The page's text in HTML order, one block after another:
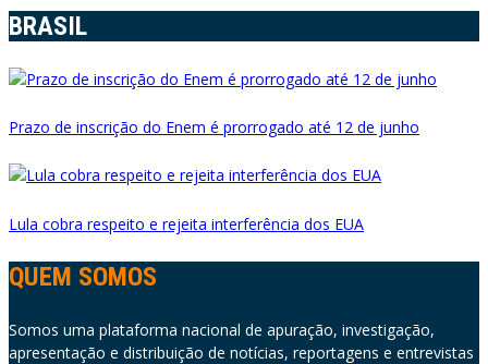
BRASIL
Prazo de inscrição do Enem é prorrogado até 12 de junho
Lula cobra respeito e rejeita interferência dos EUA
QUEM SOMOS
Somos uma plataforma nacional de apuração, investigação,
apresentação e distribuição de notícias, reportagens e entrevistas